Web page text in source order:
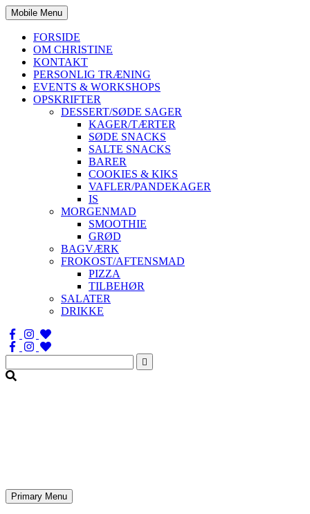
Mobile Menu
FORSIDE
OM CHRISTINE
KONTAKT
PERSONLIG TRÆNING
EVENTS & WORKSHOPS
OPSKRIFTER
DESSERT/SØDE SAGER
KAGER/TÆRTER
SØDE SNACKS
SALTE SNACKS
BARER
COOKIES & KIKS
VAFLER/PANDEKAGER
IS
MORGENMAD
SMOOTHIE
GRØD
BAGVÆRK
FROKOST/AFTENSMAD
PIZZA
TILBEHØR
SALATER
DRIKKE
Søg
efter:
Primary Menu